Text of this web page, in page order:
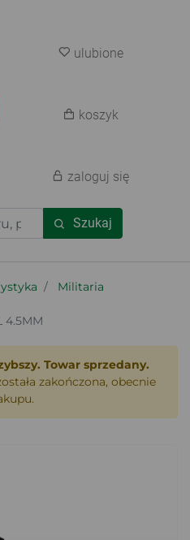
Szukaj
ulubione
koszyk
zaloguj się
Militaria
4.5MM
Towar sprzedany.
zakończona, obecnie